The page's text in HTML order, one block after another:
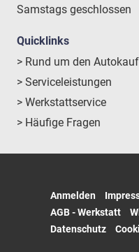
Samstags geschlossen
Quicklinks
> Rund um den Autokauf
> Serviceleistungen
> Werkstattservice
> Häufige Fragen
Anmelden
AGB - Werkstatt
Datenschutz